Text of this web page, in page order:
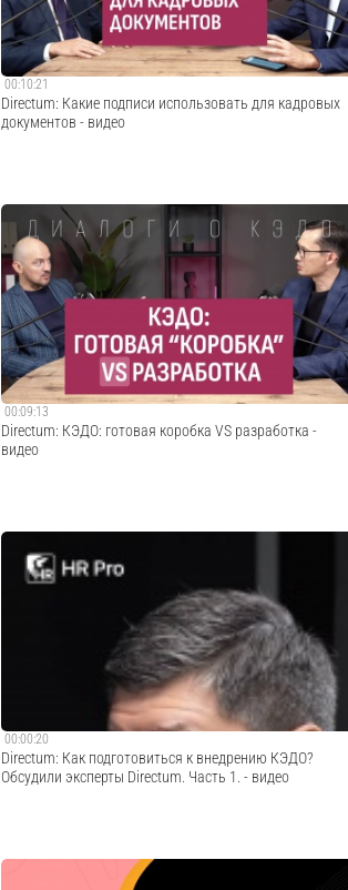
Cмотреть видео
00:10:21
Directum: Какие подписи использовать для кадровых
документов - видео
Какие бывают подписи? Какие из них оптимальны для
целей КЭДО? Что такое Госключ и кому он подойдет? На
все эти вопросы отвечает эксперт Directum по
информационной безопасности. Александр Быков,
руководитель проектов развития бизнеса Direct...
Cмотреть видео
00:09:13
Directum: КЭДО: готовая коробка VS разработка -
видео
Что выбрать для задач цифровой трансформации
компании: заказную разработку, учитывающую
максимум потребностей, или готовую коробочную
функциональность продукта, проверенную на сотнях
клиентов? Плюсы и минусы каждого подхода
обсуждают директ...
Cмотреть видео
00:00:20
Directum: Как подготовиться к внедрению КЭДО?
Обсудили эксперты Directum. Часть 1. - видео